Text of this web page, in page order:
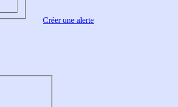
Créer une alerte